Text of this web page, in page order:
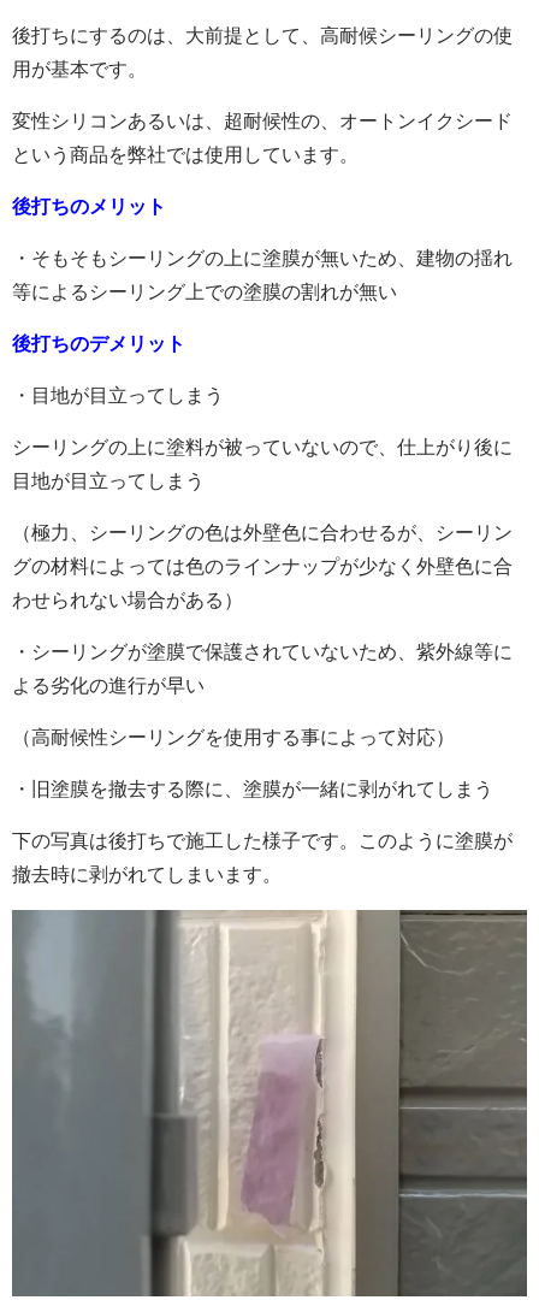
後打ちにするのは、大前提として、高耐候シーリングの使
用が基本です。
変性シリコンあるいは、超耐候性の、オートンイクシード
という商品を弊社では使用しています。
後打ちのメリット
・そもそもシーリングの上に塗膜が無いため、建物の揺れ
等によるシーリング上での塗膜の割れが無い
後打ちのデメリット
・目地が目立ってしまう
シーリングの上に塗料が被っていないので、仕上がり後に
目地が目立ってしまう
（極力、シーリングの色は外壁色に合わせるが、シーリン
グの材料によっては色のラインナップが少なく外壁色に合
わせられない場合がある）
・シーリングが塗膜で保護されていないため、紫外線等に
よる劣化の進行が早い
（高耐候性シーリングを使用する事によって対応）
・旧塗膜を撤去する際に、塗膜が一緒に剥がれてしまう
下の写真は後打ちで施工した様子です。このように塗膜が
撤去時に剥がれてしまいます。